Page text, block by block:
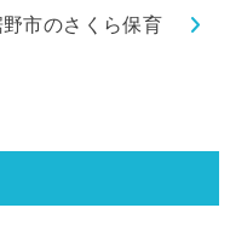
市のさくら保育